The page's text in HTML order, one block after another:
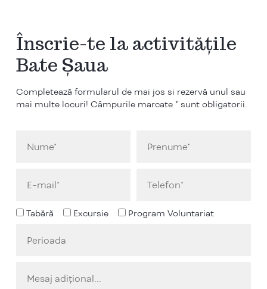
Înscrie-te la activitățile
Bate Șaua
Completează formularul de mai jos si rezervă unul sau
mai multe locuri! Câmpurile marcate * sunt obligatorii.
Tabără Excursie Program Voluntariat